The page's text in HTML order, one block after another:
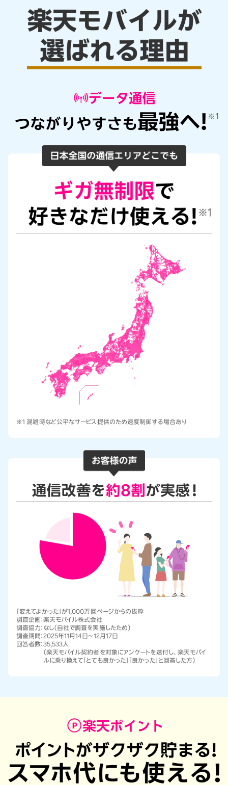
※1 混雑時など公平なサービス提供のため速度制御する場合あり
「変えてよかった」が1,000万回ページからの抜粋
調査企画：楽天モバイル株式会社
調査協力： なし（自社で調査を実施したため）
調査期間：2025年11月14日～12月17日
回答者数：35,533人
（楽天モバイル契約者を対象にアンケートを送付し、楽天モバイ
ルに乗り換えて「とても良かった」「良かった」と回答した方）